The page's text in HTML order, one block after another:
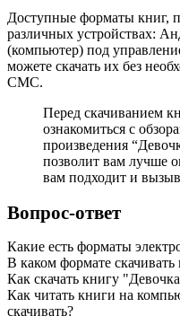
Доступные форматы книг,
различных устройствах:
(компьютер) под
можете скачать их без
СМС.
Перед скачиванием
ознакомиться с
произведения
позволит вам лучше
вам подходит и
Вопрос-ответ
Какие есть форматы
В каком формате
Как скачать книгу
Как читать книги на
скачивать?